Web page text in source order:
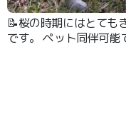
📝桜の時期にはとても
です。 ペット同伴可能